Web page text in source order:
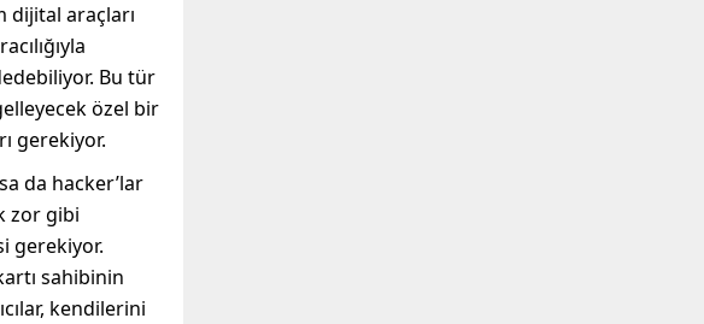
dijital araçları
Bu tür
özel bir
gerekiyor.
da hacker’lar
zor gibi
gerekiyor.
sahibinin
kendilerini